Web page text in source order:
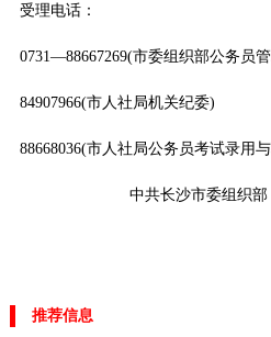
受理电话：
0731—88667269(市委组织部公务员
84907966(市人社局机关纪委)
88668036(市人社局公务员考试录用
中共长沙市委组织
推荐信息